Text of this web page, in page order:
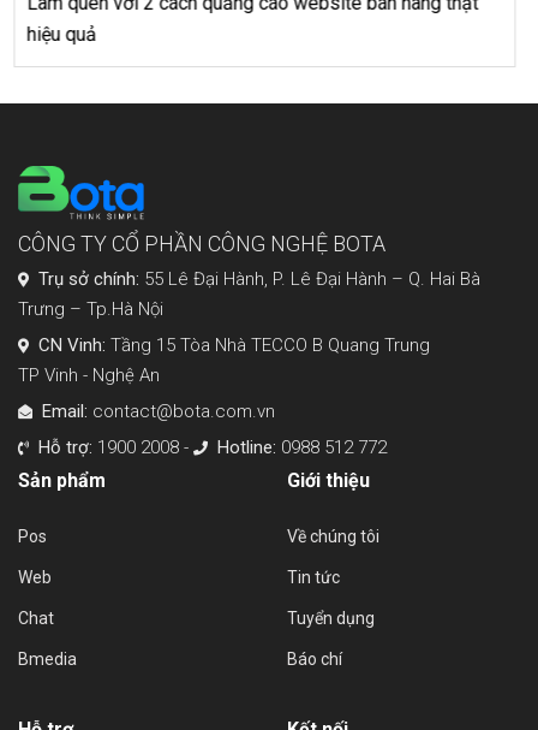
tác website (P1)
CÔNG TY CỔ PHẦN CÔNG NGHỆ BOTA
Trụ sở chính: 55 Lê Đại Hành, P. Lê Đại Hành – Q. Hai Bà
Trưng – Tp.Hà Nội
CN Vinh: Tầng 15 Tòa Nhà TECCO B Quang Trung
TP Vinh - Nghệ An
Email: contact@bota.com.vn
Hỗ trợ: 1900 2008 - Hotline: 0988 512 772
Sản phẩm
Pos
Web
Chat
Bmedia
Giới thiệu
Về chúng tôi
Tin tức
Tuyển dụng
Báo chí